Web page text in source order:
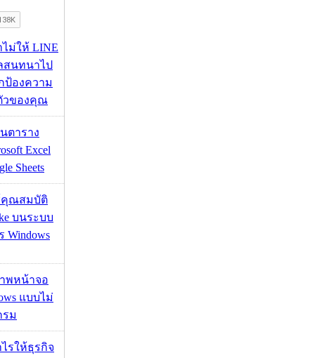
ม่ให้ LINE
สนทนาไป
ป้องความ
วของคุณ
ตาราง
Excel
Sheets
คุณสมบัติ
บนระบบ
Windows
พหน้าจอ
แบบไม่
รม
รให้ธุรกิจ